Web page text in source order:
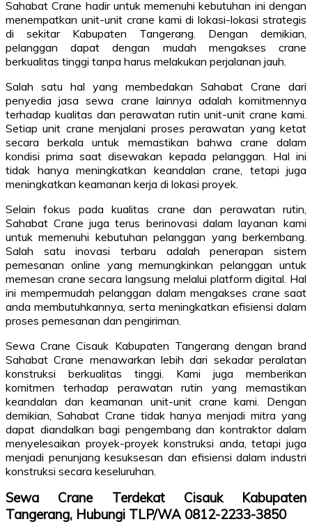
Sahabat Crane hadir untuk memenuhi kebutuhan ini dengan
menempatkan unit-unit crane kami di lokasi-lokasi strategis
di sekitar Kabupaten Tangerang. Dengan demikian,
pelanggan dapat dengan mudah mengakses crane
berkualitas tinggi tanpa harus melakukan perjalanan jauh.
Salah satu hal yang membedakan Sahabat Crane dari
penyedia jasa sewa crane lainnya adalah komitmennya
terhadap kualitas dan perawatan rutin unit-unit crane kami.
Setiap unit crane menjalani proses perawatan yang ketat
secara berkala untuk memastikan bahwa crane dalam
kondisi prima saat disewakan kepada pelanggan. Hal ini
tidak hanya meningkatkan keandalan crane, tetapi juga
meningkatkan keamanan kerja di lokasi proyek.
Selain fokus pada kualitas crane dan perawatan rutin,
Sahabat Crane juga terus berinovasi dalam layanan kami
untuk memenuhi kebutuhan pelanggan yang berkembang.
Salah satu inovasi terbaru adalah penerapan sistem
pemesanan online yang memungkinkan pelanggan untuk
memesan crane secara langsung melalui platform digital. Hal
ini mempermudah pelanggan dalam mengakses crane saat
anda membutuhkannya, serta meningkatkan efisiensi dalam
proses pemesanan dan pengiriman.
Sewa Crane Cisauk Kabupaten Tangerang dengan brand
Sahabat Crane menawarkan lebih dari sekadar peralatan
konstruksi berkualitas tinggi. Kami juga memberikan
komitmen terhadap perawatan rutin yang memastikan
keandalan dan keamanan unit-unit crane kami. Dengan
demikian, Sahabat Crane tidak hanya menjadi mitra yang
dapat diandalkan bagi pengembang dan kontraktor dalam
menyelesaikan proyek-proyek konstruksi anda, tetapi juga
menjadi penunjang kesuksesan dan efisiensi dalam industri
konstruksi secara keseluruhan.
Sewa Crane Terdekat Cisauk Kabupaten
Tangerang, Hubungi TLP/WA 0812-2233-3850